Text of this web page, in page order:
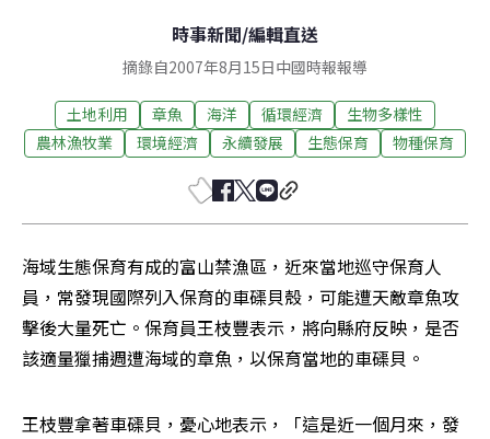
時事新聞/編輯直送
摘錄自2007年8月15日中國時報報導
土地利用 章魚 海洋 循環經濟
生物多樣性
農林漁牧業
環境經濟 永續發展 生態保育 物種保育
海域生態保育有成的富山禁漁區，近來當地巡守保育人
員，常發現國際列入保育的車磲貝殼，可能遭天敵章魚攻
擊後大量死亡。保育員王枝豐表示，將向縣府反映，是否
該適量獵捕週遭海域的章魚，以保育當地的車磲貝。
王枝豐拿著車磲貝，憂心地表示，「這是近一個月來，發